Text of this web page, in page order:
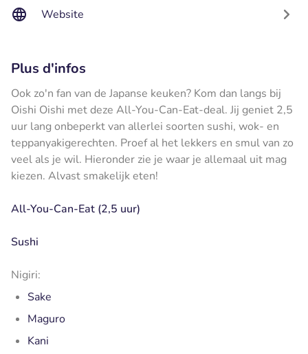
Website
Plus d'infos
Ook zo'n fan van de Japanse keuken? Kom dan langs bij
Oishi Oishi met deze All-You-Can-Eat-deal. Jij geniet 2,5
uur lang onbeperkt van allerlei soorten sushi, wok- en
teppanyakigerechten. Proef al het lekkers en smul van zo
veel als je wil. Hieronder zie je waar je allemaal uit mag
kiezen. Alvast smakelijk eten!
All-You-Can-Eat (2,5 uur)
Sushi
Nigiri:
Sake
Maguro
Kani